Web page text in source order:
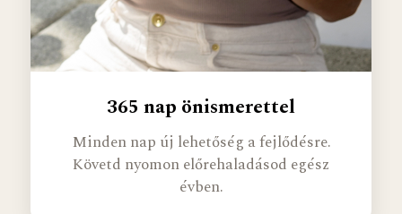
365 nap önismerettel
Minden nap új lehetőség a fejlődésre.
Követd nyomon előrehaladásod egész
évben.